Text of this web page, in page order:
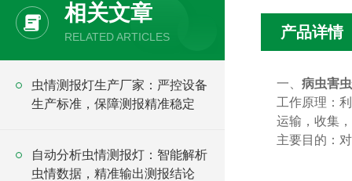
相关文章
RELATED ARTICLES
虫情测报灯生产厂家：严控设备
生产标准，保障测报精准稳定
自动分析虫情测报灯：智能解析
虫情数据，精准输出测报结论
产品详情
一、 病虫害
工作原理：
运输，收集
主要目的：